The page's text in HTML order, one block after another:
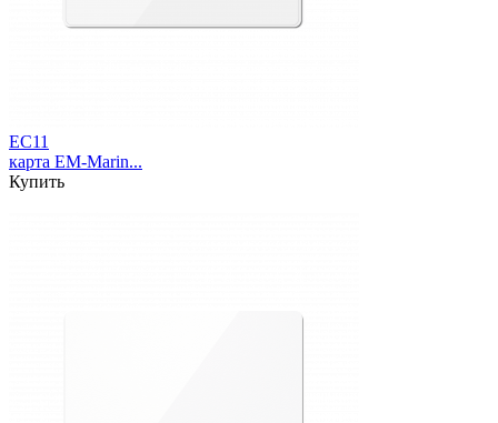
EC11
карта EM-Marin...
Купить